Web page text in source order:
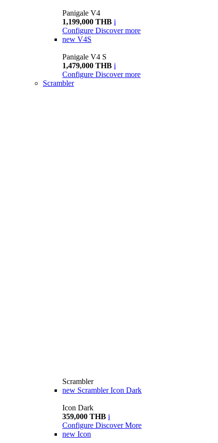
Panigale V4
1,199,000 THB i
Configure Discover more
new V4S
Panigale V4 S
1,479,000 THB i
Configure Discover more
Scrambler
Scrambler
new Scrambler Icon Dark
Icon Dark
359,000 THB i
Configure Discover More
new Icon